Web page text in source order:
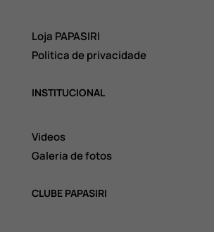
Loja PAPASIRI
Politica de privacidade
INSTITUCIONAL
Videos
Galeria de fotos
CLUBE PAPASIRI